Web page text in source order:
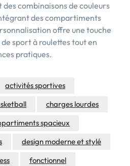
des combinaisons de couleurs
des compartiments
offre une touche
sport à roulettes tout en
pratiques.
activités sportives
charges lourdes
spacieux
design moderne et stylé
fonctionnel